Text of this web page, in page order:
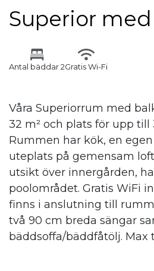
Superior
Antal bäddar 2Gratis Wi-Fi
Våra Superiorrum med
32 m² och plats för upp till
Rummen har kök, en
uteplats på gemensam
utsikt över innergården,
poolområdet. Gratis WiFi
finns i anslutning till
två 90 cm breda sängar
bäddsoffa/bäddfåtölj. Max